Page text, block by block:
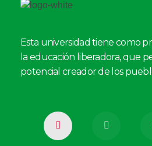
Esta universidad tiene como
la educación liberadora, que
potencial creador de los